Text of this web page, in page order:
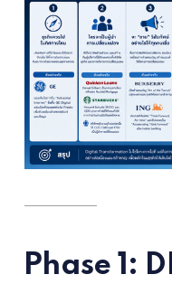
Phase 1: